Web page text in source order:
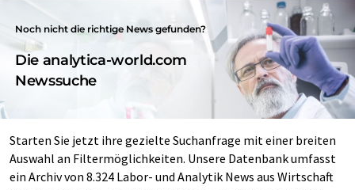
Noch nicht die richtige News gefunden?
Die analytica-world.com
Newssuche
Starten Sie jetzt ihre gezielte Suchanfrage mit einer breiten
Auswahl an Filtermöglichkeiten. Unsere Datenbank umfasst
ein Archiv von 8.324 Labor- und Analytik News aus Wirtschaft